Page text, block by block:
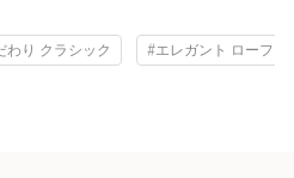
わり クラシック #エレガント ローファ